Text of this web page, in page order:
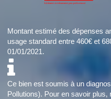
Montant estimé des dépenses
usage standard entre 460€ et
01/01/2021.
Ce bien est soumis à un
Pollutions). Pour en savoir plus,